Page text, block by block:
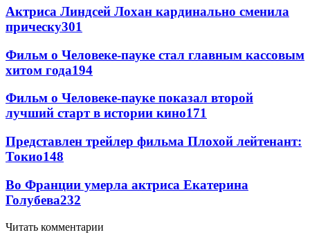
Актриса Линдсей Лохан кардинально сменила
прическу301
Фильм о Человеке-пауке стал главным кассовым
хитом года194
Фильм о Человеке-пауке показал второй
лучший старт в истории кино171
Представлен трейлер фильма Плохой лейтенант:
Токио148
Во Франции умерла актриса Екатерина
Голубева232
Читать комментарии